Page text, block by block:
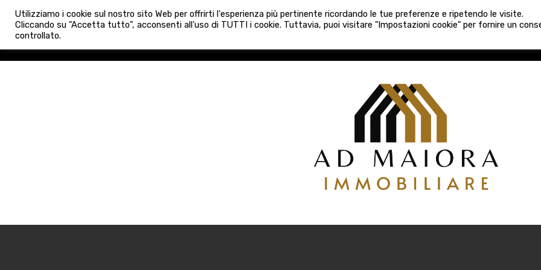
HOME AGENZIA NUOVE COSTRUZIONI VENDITA LOCAZIONI ATTIVITÀ
info@admaioraimmobiliare.it 080 3759025
Utilizziamo i cookie sul nostro sito Web per offrirti l'esperienza più pertinente ricordando le tue preferenze e ripetendo le visite.
Cliccando su "Accetta tutto", acconsenti all'uso di TUTTI i cookie. Tuttavia, puoi visitare "Impostazioni cookie" per fornire un
controllato.